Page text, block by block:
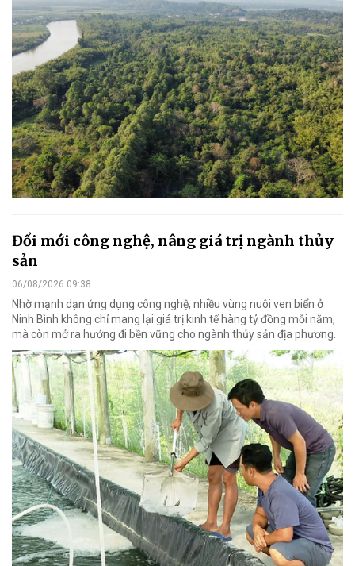
Đổi mới công nghệ, nâng giá trị ngành thủy
sản
06/08/2026 09:38
Nhờ mạnh dạn ứng dụng công nghệ, nhiều vùng nuôi ven biển ở
Ninh Bình không chỉ mang lại giá trị kinh tế hàng tỷ đồng mỗi năm,
mà còn mở ra hướng đi bền vững cho ngành thủy sản địa phương.